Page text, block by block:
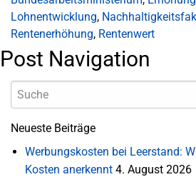
Lohnentwicklung,
Rentenerhöhung, Rentenwert
Post Navigation
Neueste Beiträge
Werbungskosten bei Leerstand:
Kosten anerkennt 4. August 2026